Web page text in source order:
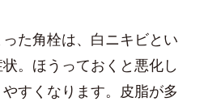
た角栓は、白ニキビとい
。ほうっておくと悪化し
すくなります。皮脂が多